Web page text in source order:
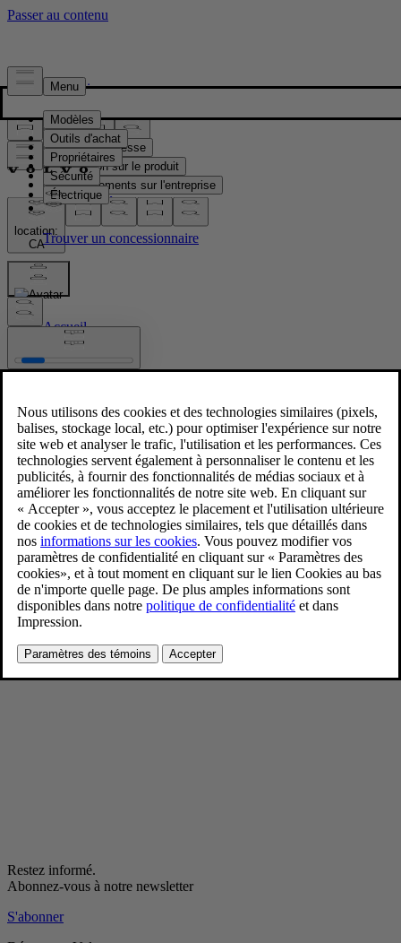
Presse & Médias
Matériel de presse
Information sur le produit
Renseignements sur l'entreprise
Contacts médias
location:
CA
Images
Accueil
/
Volvo EX60 Cross Country
1/21/2026
Favoris
Partager
Télécharger
Extérieur, studio
Pour consulter toute l’information sur les droits d’auteur, cliquez ici